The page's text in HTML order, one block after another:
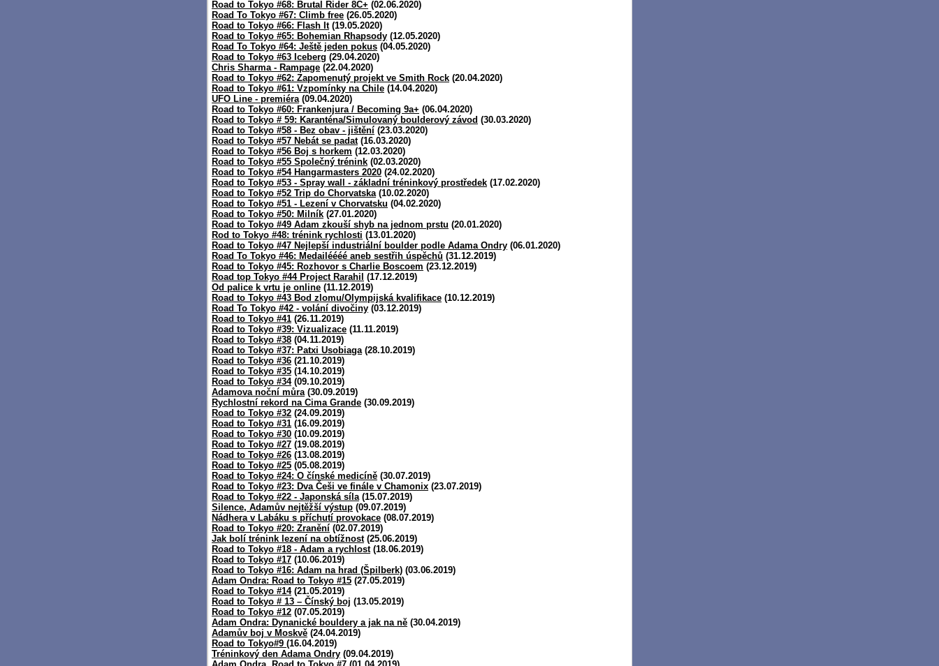
Road to Tokyo #68: Brutal Rider 8C+ (02.06.2020)
Road To Tokyo #67: Climb free (26.05.2020)
Road to Tokyo #66: Flash It(19.05.2020)
Road to Tokyo #65: Bohemian Rhapsody (12.05.2020)
Road To Tokyo #64: Ještě jeden pokus (04.05.2020)
Road to Tokyo #63 Iceberg (29.04.2020)
Chris Sharma - Rampage (22.04.2020)
Road to Tokyo #62: Zapomenutý projekt ve Smith Rock (20.04.2020)
Road to Tokyo #61: Vzpomínky na Chile (14.04.2020)
UFO Line - premiéra(09.04.2020)
Road to Tokyo #60: Frankenjura / Becoming 9a+ (06.04.2020)
Road to Tokyo # 59: Karanténa/Simulovaný boulderový závod (30.03.2020)
Road to Tokyo #58 - Bez obav - jištění (23.03.2020)
Road to Tokyo #57 Nebát se padat(16.03.2020)
Road to Tokyo #56 Boj s horkem (12.03.2020)
Road to Tokyo #55 Společný trénink (02.03.2020)
Road to Tokyo #54 Hangarmasters 2020 (24.02.2020)
Road to Tokyo #53 - Spray wall - základní tréninkový prostředek (17.02.2020)
Road to Tokyo #52 Trip do Chorvatska(10.02.2020)
Road to Tokyo #51 - Lezení v Chorvatsku (04.02.2020)
Road to Tokyo #50: Milník (27.01.2020)
Road to Tokyo #49 Adam zkouší shyb na jednom prstu (20.01.2020)
Rod to Tokyo #48: trénink rychlosti (13.01.2020)
Road to Tokyo #47 Nejlepší industriální boulder podle Adama Ondry (06.01.2020)
Road To Tokyo #46: Medailéééé aneb sestřih úspěchů (31.12.2019)
Road to Tokyo #45: Rozhovor s Charlie Boscoem (23.12.2019)
Road top Tokyo #44 Project Rarahil (17.12.2019)
Od palice k vrtu je online (11.12.2019)
Road to Tokyo #43 Bod zlomu/Olympijská kvalifikace (10.12.2019)
Road To Tokyo #42 - volání divočiny (03.12.2019)
Road to Tokyo #41 (26.11.2019)
Road to Tokyo #39: Vizualizace (11.11.2019)
Road to Tokyo #38 (04.11.2019)
Road to Tokyo #37: Patxi Usobiaga(28.10.2019)
Road to Tokyo #36 (21.10.2019)
Road to Tokyo #35 (14.10.2019)
Road to Tokyo #34(09.10.2019)
Adamova noční můra(30.09.2019)
Rychlostní rekord na Cima Grande (30.09.2019)
Road to Tokyo #32 (24.09.2019)
Road to Tokyo #31 (16.09.2019)
Road to Tokyo #30 (10.09.2019)
Road to Tokyo #27 (19.08.2019)
Road to Tokyo #26 (13.08.2019)
Road to Tokyo #25 (05.08.2019)
Road to Tokyo #24: O čínské medicíně (30.07.2019)
Road to Tokyo #23: Dva Češi ve finále v Chamonix (23.07.2019)
Road to Tokyo #22 - Japonská síla(15.07.2019)
Silence, Adamův nejtěžší výstup (09.07.2019)
Nádhera v Labáku s příchutí provokace (08.07.2019)
Road to Tokyo #20: Zranění (02.07.2019)
Jak bolí trénink lezení na obtížnost(25.06.2019)
Road to Tokyo #18 - Adam a rychlost(18.06.2019)
Road to Tokyo #17 (10.06.2019)
Road to Tokyo #16: Adam na hrad (Špilberk) (03.06.2019)
Adam Ondra: Road to Tokyo #15 (27.05.2019)
Road to Tokyo #14(21.05.2019)
Road to Tokyo # 13 – Čínský boj (13.05.2019)
Road to Tokyo #12 (07.05.2019)
Adam Ondra: Dynanické bouldery a jak na ně (30.04.2019)
Adamův boj v Moskvě (24.04.2019)
Road to Tokyo#9 (16.04.2019)
Tréninkový den Adama Ondry (09.04.2019)